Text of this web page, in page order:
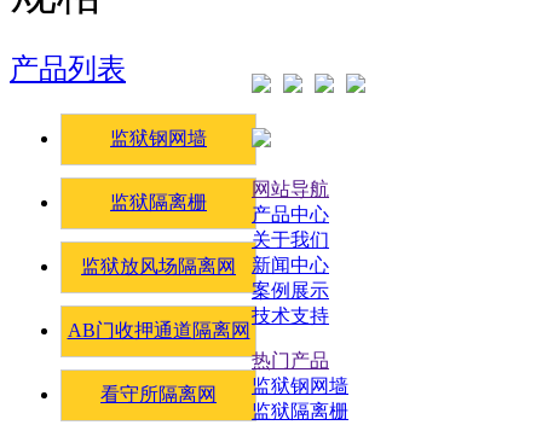
产品列表
监狱钢网墙
监狱隔离栅
监狱放风场隔离网
AB门收押通道隔离网
看守所隔离网
网站导航
产品中心
关于我们
新闻中心
案例展示
技术支持
热门产品
监狱钢网墙
监狱隔离栅